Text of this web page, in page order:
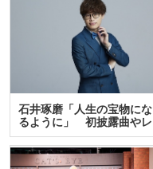
石井琢磨「人生の宝物にな
るように」 初披露曲やレ
ア…